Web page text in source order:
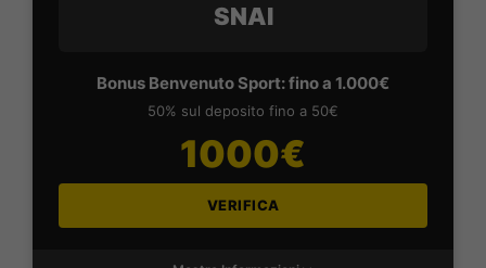
SNAI
Bonus Benvenuto Sport: fino a 1.000€
50% sul deposito fino a 50€
1000€
VERIFICA